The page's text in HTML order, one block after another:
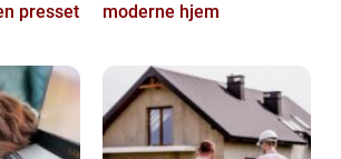
presset
moderne hjem